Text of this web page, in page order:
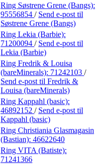
Ring Søstrene Grene (Bangs):
95556854 / Send e-post til
Søstrene Grene (Bangs)
Ring Lekia (Barbie):
71200094 / Send e-post til
Lekia (Barbie)
Ring Fredrik & Louisa
(bareMinerals): 71242103 /
Send e-post til Fredrik &
Louisa (bareMinerals)
Ring Kappahl (basic):
46892152 / Send e-post til
Kappahl (basic)
Ring Christiania Glasmagasin
(Bastian): 46622640
Ring VITA (Batiste):
71241366